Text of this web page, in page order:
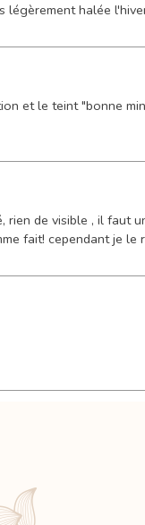
halée
et le teint "bonne
de visible , il
fait! cependant je le